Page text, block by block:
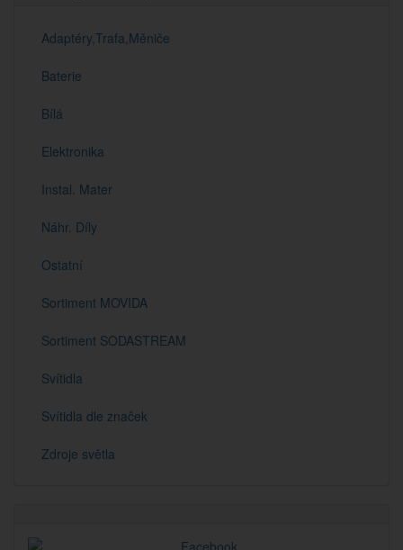
Adaptéry,Trafa,Měniče
Baterie
Bílá
Elektronika
Instal. Mater
Náhr. Díly
Ostatní
Sortiment MOVIDA
Sortiment SODASTREAM
Svítidla
Svítidla dle značek
Zdroje světla